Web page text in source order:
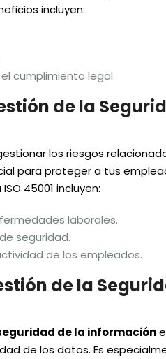
incluyen:
cumplimiento legal.
de la
los riesgos
para proteger a tus
45001 incluyen:
laborales.
seguridad.
de los empleados.
de la
de la información
de los datos. Es